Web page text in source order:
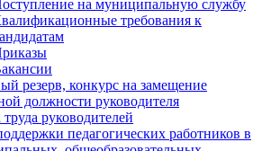
на муниципальную службу
требования к
резерв, конкурс на замещение
должности руководителя
руководителей
педагогических работников в